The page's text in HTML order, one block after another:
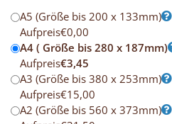
A5 (Größe bis 200 x 133mm)
Aufpreis€0,00
A4 ( Größe bis 280 x 187mm)
Aufpreis€3,45
A3 (Größe bis 380 x 253mm)
Aufpreis€15,00
A2 (Größe bis 560 x 373mm)